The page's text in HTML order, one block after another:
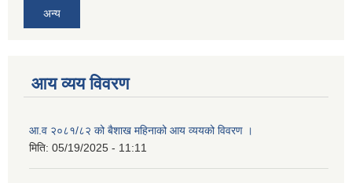
अन्य
आय व्यय विवरण
आ.व २०८१/८२ को बैशाख महिनाको आय व्ययको विवरण ।
मिति: 05/19/2025 - 11:11